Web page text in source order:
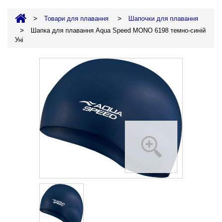
> Товари для плавання > Шапочки для плавання
>
Шапка для плавання Aqua Speed MONO 6198 темно-синій
Уні